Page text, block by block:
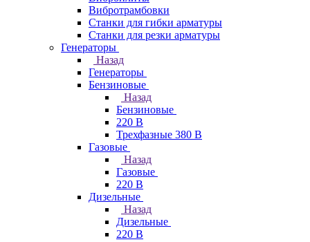
Вибротрамбовки
Станки для гибки арматуры
Станки для резки арматуры
Генераторы
Назад
Генераторы
Бензиновые
Назад
Бензиновые
220 В
Трехфазные 380 В
Газовые
Назад
Газовые
220 В
Дизельные
Назад
Дизельные
220 В